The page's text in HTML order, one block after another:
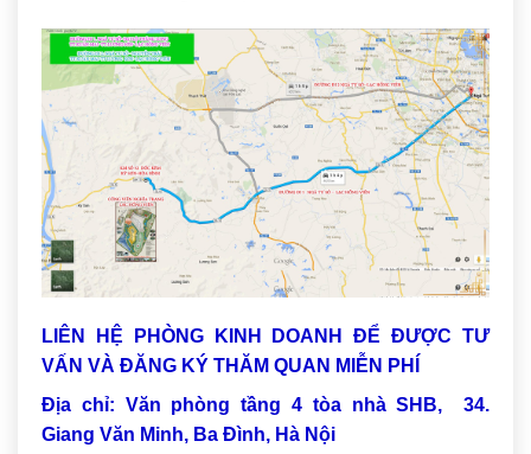
LIÊN HỆ PHÒNG KINH DOANH ĐỂ ĐƯỢC TƯ
VẤN VÀ ĐĂNG KÝ THĂM QUAN MIỄN PHÍ
Địa chỉ: Văn phòng tầng 4 tòa nhà SHB, 34.
Giang Văn Minh, Ba Đình, Hà Nội